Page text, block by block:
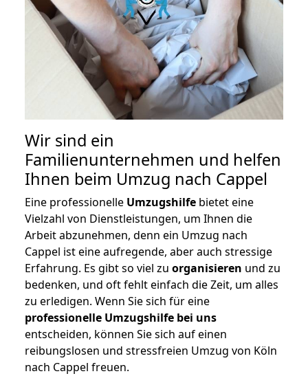
Wir sind ein
Familienunternehmen und helfen
Ihnen beim Umzug nach Cappel
Eine professionelle Umzugshilfe bietet eine
Vielzahl von Dienstleistungen, um Ihnen die
Arbeit abzunehmen, denn ein Umzug nach
Cappel ist eine aufregende, aber auch stressige
Erfahrung. Es gibt so viel zu organisieren und zu
bedenken, und oft fehlt einfach die Zeit, um alles
zu erledigen. Wenn Sie sich für eine
professionelle Umzugshilfe bei uns
entscheiden, können Sie sich auf einen
reibungslosen und stressfreien Umzug von Köln
nach Cappel freuen.